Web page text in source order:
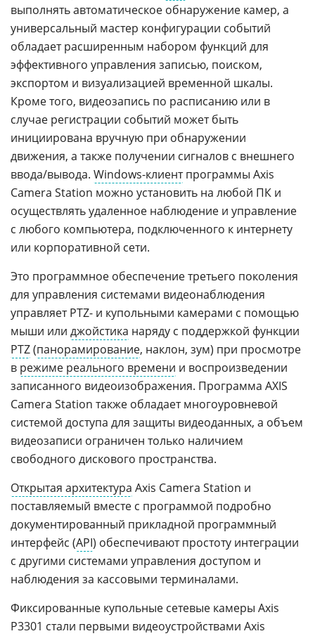
выполнять автоматическое обнаружение камер, а
универсальный мастер конфигурации событий
обладает расширенным набором функций для
эффективного управления записью, поиском,
экспортом и визуализацией временной шкалы.
Кроме того, видеозапись по расписанию или в
случае регистрации событий может быть
инициирована вручную при обнаружении
движения, а также получении сигналов с внешнего
ввода/вывода. Windows-клиентпрограммы Axis
Camera Station можно установить на любой ПК и
осуществлять удаленное наблюдение и управление
с любого компьютера, подключенного к интернету
или корпоративной сети.
Это программное обеспечение третьего поколения
для управления системами видеонаблюдения
управляет PTZ- и купольными камерами с помощью
мыши или джойстика наряду с поддержкой функции
PTZ(панорамирование, наклон, зум) при просмотре
в режиме реального времени и воспроизведении
записанного видеоизображения. Программа AXIS
Camera Station также обладает многоуровневой
системой доступа для защиты видеоданных, а объем
видеозаписи ограничен только наличием
свободного дискового пространства.
Открытая архитектура Axis Camera Station и
поставляемый вместе с программой подробно
документированный прикладной программный
интерфейс (API) обеспечивают простоту интеграции
с другими системами управления доступом и
наблюдения за кассовыми терминалами.
Фиксированные купольные сетевые камеры Axis
P3301 стали первыми видеоустройствами Axis